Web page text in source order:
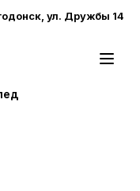
ул. Дружбы 14